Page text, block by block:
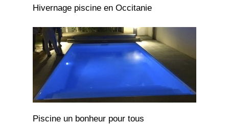
Hivernage piscine en Occitanie
Piscine un bonheur pour tous